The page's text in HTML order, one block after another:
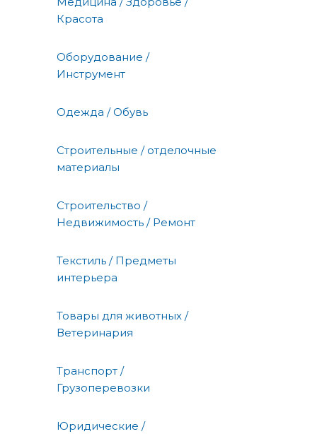
Красота
Оборудование /
Инструмент
Одежда / Обувь
Строительные / отделочные
материалы
Строительство /
Недвижимость / Ремонт
Текстиль / Предметы
интерьера
Товары для животных /
Ветеринария
Транспорт /
Грузоперевозки
Юридические /